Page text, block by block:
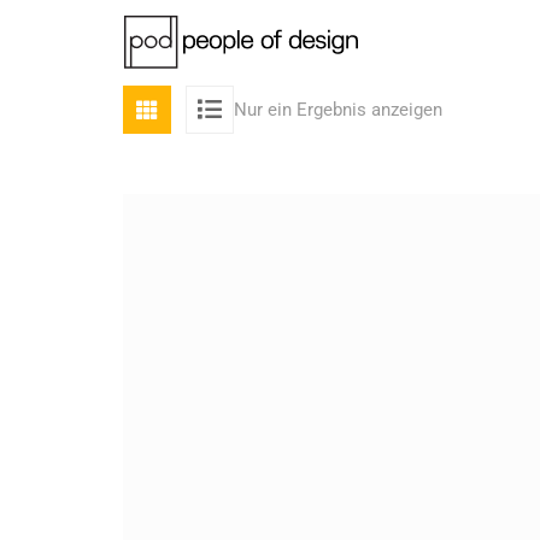
Nur ein Ergebnis anzeigen